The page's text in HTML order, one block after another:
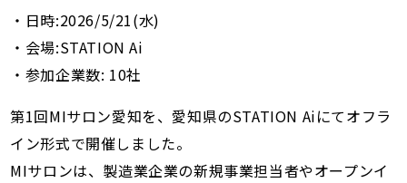
・日時:2026/5/21(水)
・会場:STATION Ai
・参加企業数: 10社
第1回MIサロン愛知を、愛知県のSTATION Aiにてオフラ
イン形式で開催しました。
MIサロンは、製造業企業の新規事業担当者やオープンイ